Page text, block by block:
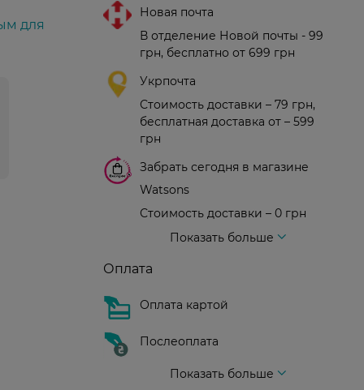
для
Новая почта
В отделение Новой почты - 99
грн, бесплатно от 699 грн
Укрпочта
Стоимость доставки – 79 грн,
бесплатная доставка от – 599
грн
Забрать сегодня в магазине
Watsons
Стоимость доставки – 0 грн
Показать больше
Оплата
Оплата картой
Послеоплата
Показать больше